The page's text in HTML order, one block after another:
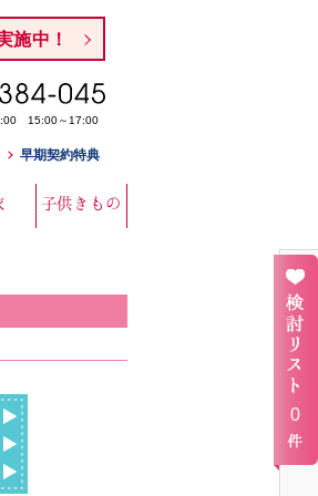
施中！
15:00～17:00
早期契約特典
子供きもの
0